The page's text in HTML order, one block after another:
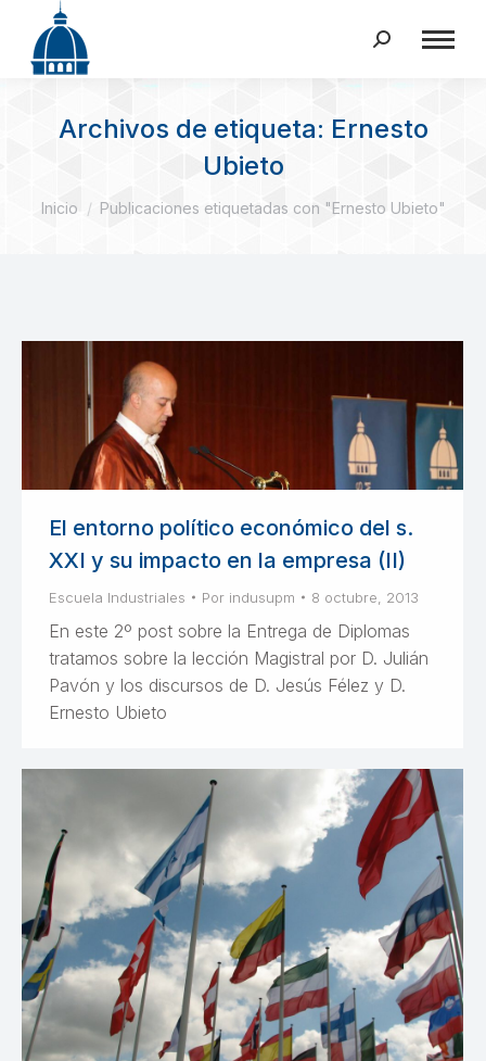
Buscar:
Archivos de etiqueta: Ernesto
Ubieto
Estás aquí:
Inicio Publicaciones etiquetadas con "Ernesto Ubieto"
El entorno político económico del s.
XXI y su impacto en la empresa (II)
Escuela Industriales Por indusupm 8 octubre, 2013
En este 2º post sobre la Entrega de Diplomas
tratamos sobre la lección Magistral por D. Julián
Pavón y los discursos de D. Jesús Félez y D.
Ernesto Ubieto